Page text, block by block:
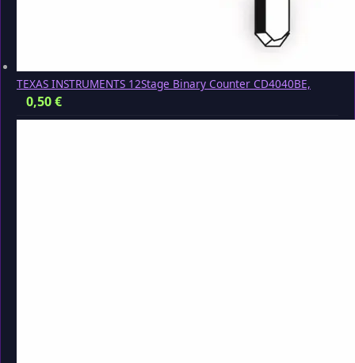
TEXAS INSTRUMENTS 12Stage Binary Counter CD4040BE,
0,50€